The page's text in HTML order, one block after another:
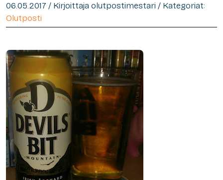
06.05.2017 / Kirjoittaja olutpostimestari / Kategoriat:
Olutposti